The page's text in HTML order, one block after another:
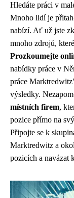
Hledáte práci v
Mnoho lidí je
nabízí. Ať už jste
mnoho zdrojů,
Prozkoumejte
nabídky práce v
práce
výsledky.
místních firem,
pozice přímo na
Připojte se k
Marktredwitz a
pozicích a navázat